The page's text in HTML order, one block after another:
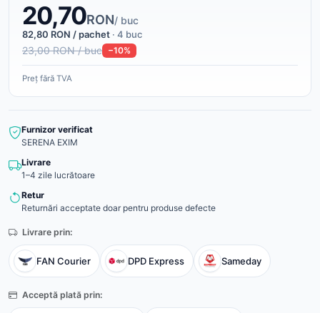
20,70RON/ buc
82,80 RON / pachet · 4 buc
23,00 RON / buc −10%
Preț fără TVA
Furnizor verificat
SERENA EXIM
Livrare
1–4 zile lucrătoare
Retur
Returnări acceptate doar pentru produse defecte
Livrare prin:
FAN Courier DPD Express Sameday
Acceptă plată prin: